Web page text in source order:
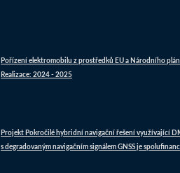
Pořízení elektromobilu z prostředků EU a Národního
Realizace: 2024 - 2025
Projekt Pokročilé hybridní navigační řešení využívající
s degradovaným navigačním signálem GNSS je